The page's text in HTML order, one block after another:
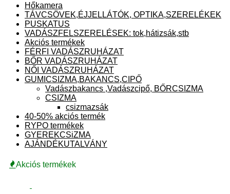
Hőkamera
TÁVCSÖVEK,ÉJJELLÁTÓK, OPTIKA,SZERELÉKEK
PUSKATUS
VADÁSZFELSZERELÉSEK: tok,hátizsák,stb
Akciós termékek
FÉRFI VADÁSZRUHÁZAT
BŐR VADÁSZRUHÁZAT
NŐI VADÁSZRUHÁZAT
GUMICSIZMA,BAKANCS,CIPŐ
Vadászbakancs ,Vadászcipő, BŐRCSIZMA
CSIZMA
csizmazsák
40-50% akciós termék
RYPO termékek
GYEREKCSiZMA
AJÁNDÉKUTALVÁNY
Akciós termékek